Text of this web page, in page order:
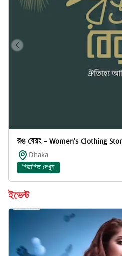
রঙ বেরং - Women's Clothing
Dhaka
বিস্তারিত দেখুন
ইভেন্ট